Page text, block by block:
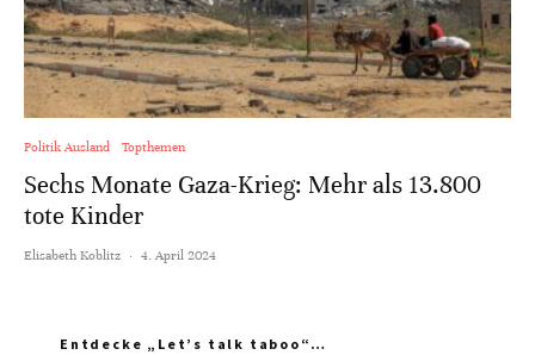
Politik Ausland Topthemen
Sechs Monate Gaza-Krieg: Mehr als 13.800
tote Kinder
Elisabeth Koblitz · 4. April 2024
Entdecke „Let’s talk taboo“…